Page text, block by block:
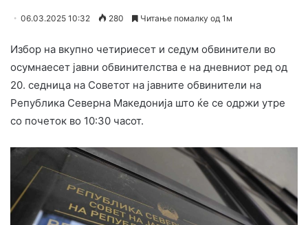
06.03.2025 10:32 280 Читање помалку од 1м
Избор на вкупно четириесет и седум обвинители во
осумнаесет јавни обвинителства е на дневниот ред од
20. седница на Советот на јавните обвинители на
Република Северна Македонија што ќе се одржи утре
со почеток во 10:30 часот.